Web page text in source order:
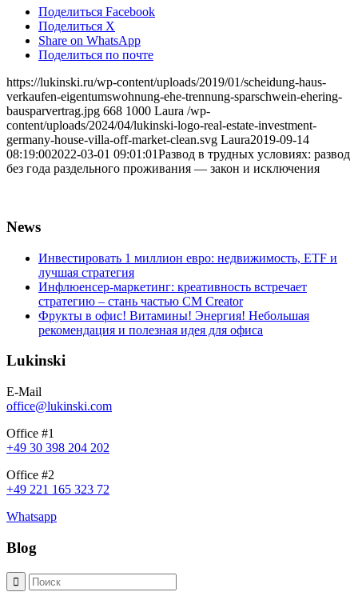
Поделиться Facebook
Поделиться X
Share on WhatsApp
Поделиться по почте
https://lukinski.ru/wp-content/uploads/2019/01/scheidung-haus-
verkaufen-eigentumswohnung-ehe-trennung-sparschwein-ehering-
bausparvertrag.jpg 668 1000 Laura /wp-
content/uploads/2024/04/lukinski-logo-real-estate-investment-
germany-house-villa-off-market-clean.svg Laura2019-09-14
08:19:002022-03-01 09:01:01Развод в трудных условиях: развод
без года раздельного проживания — закон и исключения
News
Инвестировать 1 миллион евро: недвижимость, ETF и
лучшая стратегия
Инфлюенсер-маркетинг: креативность встречает
стратегию – стань частью CM Creator
Фрукты в офис! Витамины! Энергия! Небольшая
рекомендация и полезная идея для офиса
Lukinski
E-Mail
office@lukinski.com
Office #1
+49 30 398 204 202
Office #2
+49 221 165 323 72
Whatsapp
Blog